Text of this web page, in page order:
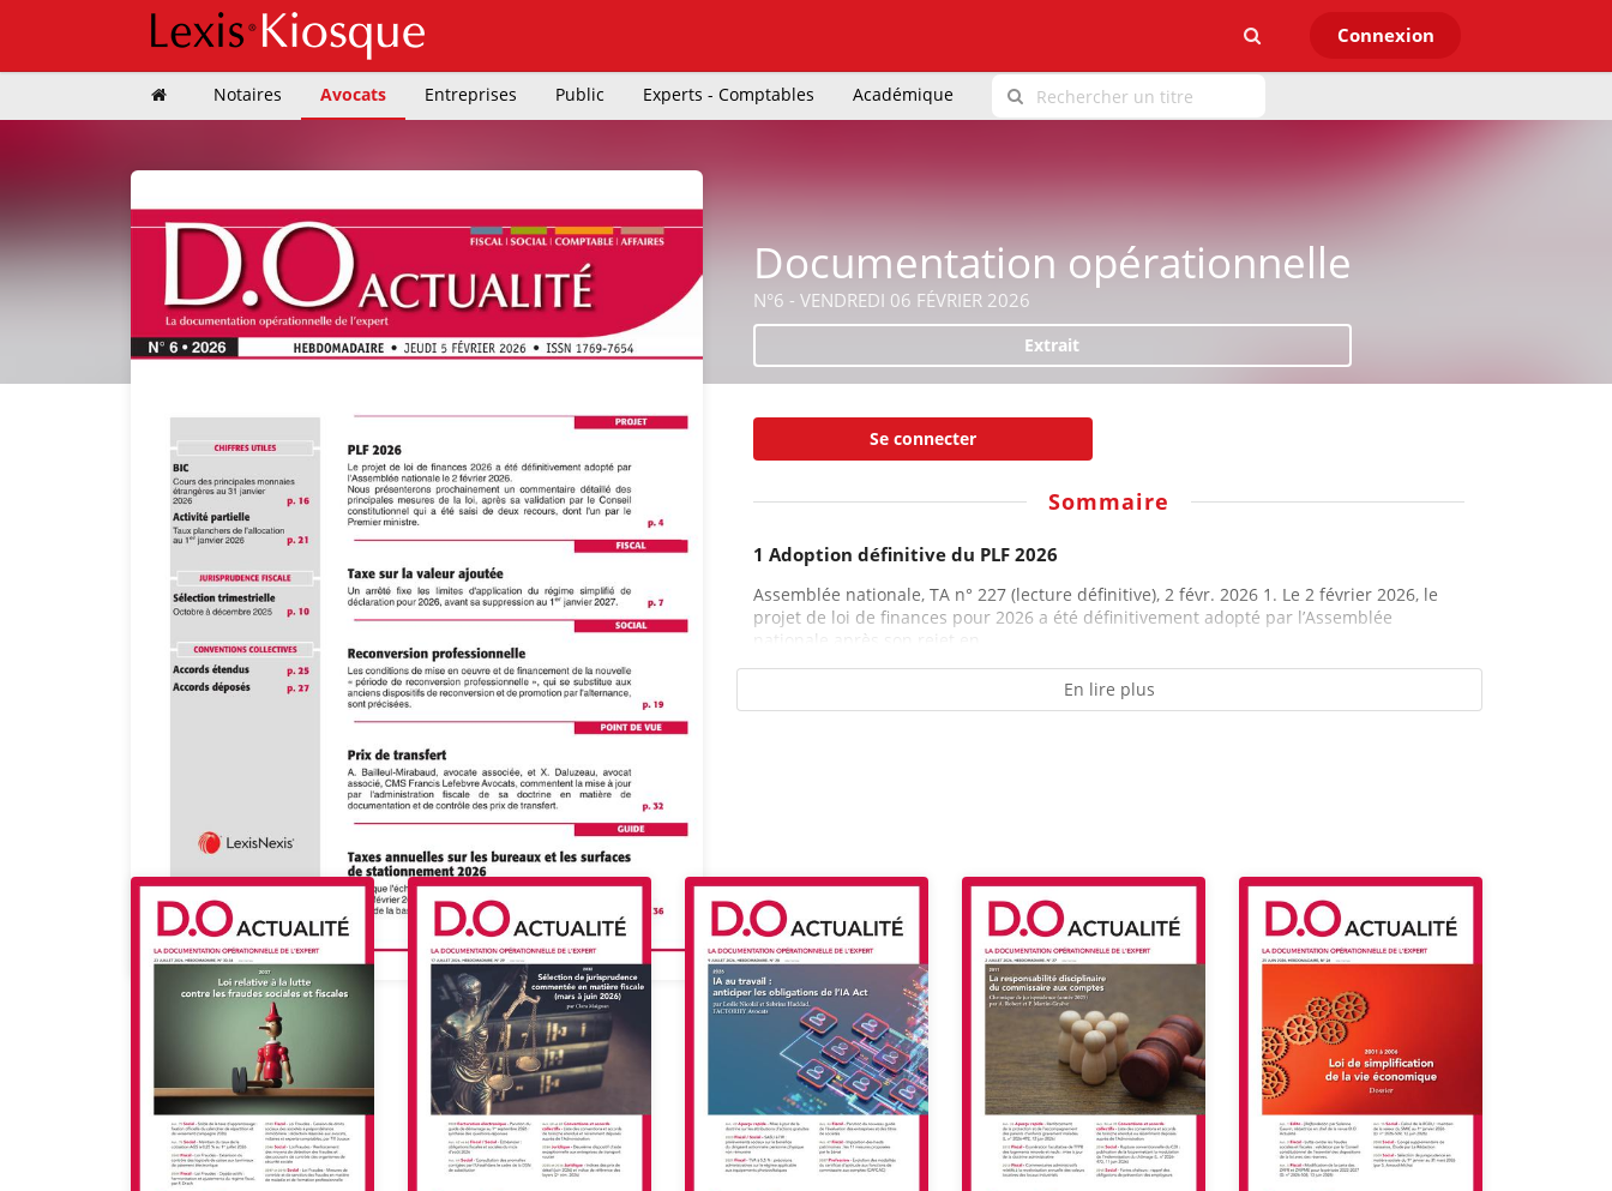
Connexion
Notaires Avocats Entreprises Public Experts - Comptables Académique
Documentation opérationnelle
N°6 - VENDREDI 06 FÉVRIER 2026
Extrait
Se connecter
Sommaire
1 Adoption définitive du PLF 2026
Assemblée nationale, TA n° 227 (lecture définitive), 2 févr. 2026 1. Le 2 février 2026, le
projet de loi de finances pour 2026 a été définitivement adopté par l’Assemblée
nationale après son rejet en...
En lire plus